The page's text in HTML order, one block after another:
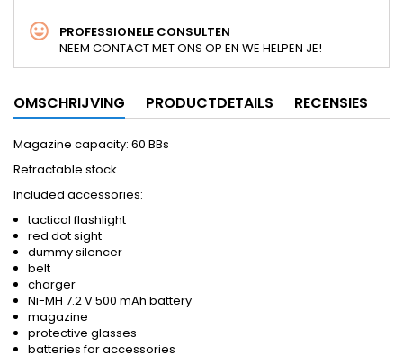
PROFESSIONELE CONSULTEN
NEEM CONTACT MET ONS OP EN WE HELPEN JE!
OMSCHRIJVING PRODUCTDETAILS RECENSIES
Magazine capacity: 60 BBs
Retractable stock
Included accessories:
tactical flashlight
red dot sight
dummy silencer
belt
charger
Ni-MH 7.2 V 500 mAh battery
magazine
protective glasses
batteries for accessories